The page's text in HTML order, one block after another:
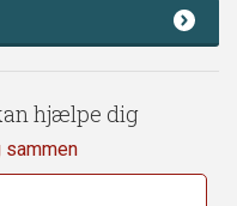
hjælpe dig